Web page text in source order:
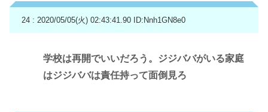
24 : 2020/05/05(火) 02:43:41.90 ID:Nnh1GN8e0
学校は再開でいいだろう。ジジババがいる家庭
はジジババは責任持って面倒見ろ